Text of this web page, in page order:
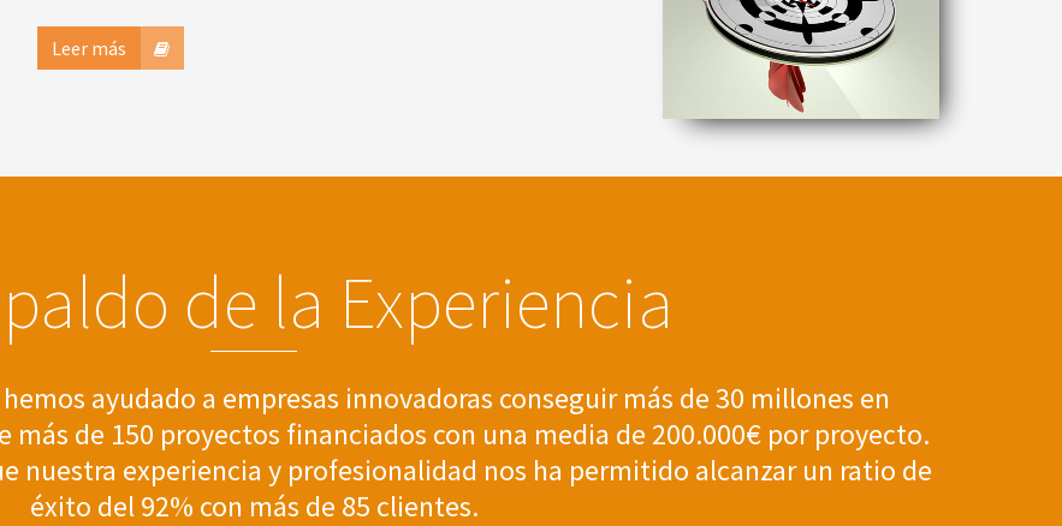
Leer más
de la Experiencia
ayudado a empresas innovadoras conseguir más de 30 millones en
de 150 proyectos financiados con una media de 200.000€ por proyecto.
nuestra experiencia y profesionalidad nos ha permitido alcanzar un ratio de
éxito del 92% con más de 85 clientes.